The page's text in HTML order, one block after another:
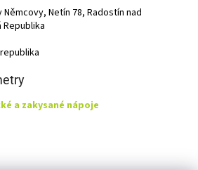
Němcovy, Netín 78, Radostín nad
Republika
a zakysané nápoje